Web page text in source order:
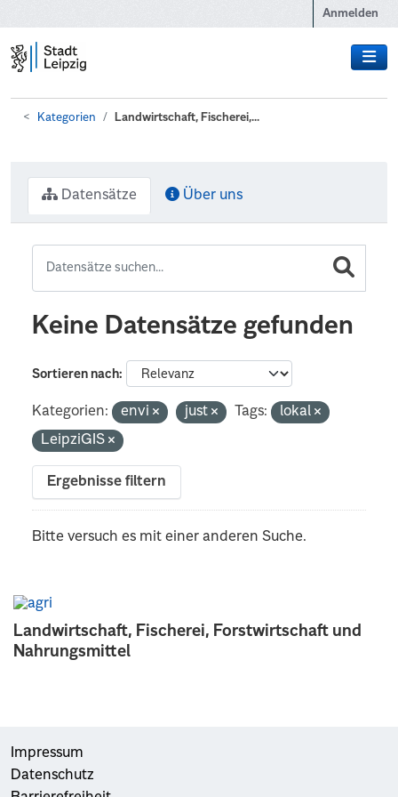
Anmelden
Kategorien Landwirtschaft, Fischerei,...
Landwirtschaft, Fischerei, Forstwirtschaft und
Nahrungsmittel
Datensätze Über uns
Keine Datensätze gefunden
Sortieren nach
Kategorien: envi just Tags:
lokal
LeipziGIS
Ergebnisse filtern
Bitte versuch es mit einer anderen Suche.
Impressum
Datenschutz